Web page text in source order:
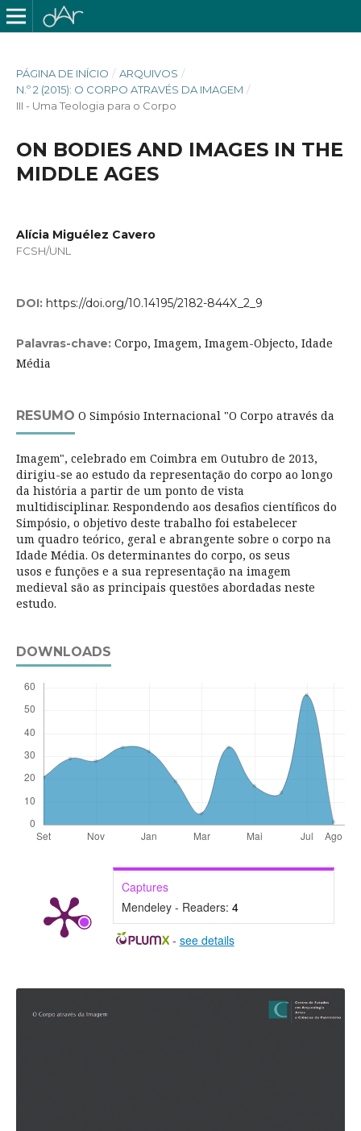
PÁGINA DE INÍCIO / ARQUIVOS /
N.º 2 (2015): O CORPO ATRAVÉS DA IMAGEM /
III - Uma Teologia para o Corpo
ON BODIES AND IMAGES IN THE
MIDDLE AGES
Alícia Miguélez Cavero
FCSH/UNL
DOI: https://doi.org/10.14195/2182-844X_2_9
Palavras-chave: Corpo, Imagem, Imagem-Objecto, Idade
Média
RESUMO O Simpósio Internacional "O Corpo através da
Imagem", celebrado em Coimbra em Outubro de 2013,
dirigiu-se ao estudo da representação do corpo ao longo
da história a partir de um ponto de vista
multidisciplinar. Respondendo aos desafios científicos do
Simpósio, o objetivo deste trabalho foi estabelecer
um quadro teórico, geral e abrangente sobre o corpo na
Idade Média. Os determinantes do corpo, os seus
usos e funções e a sua representação na imagem
medieval são as principais questões abordadas neste
estudo.
DOWNLOADS
Captures
Mendeley - Readers: 4
- see details